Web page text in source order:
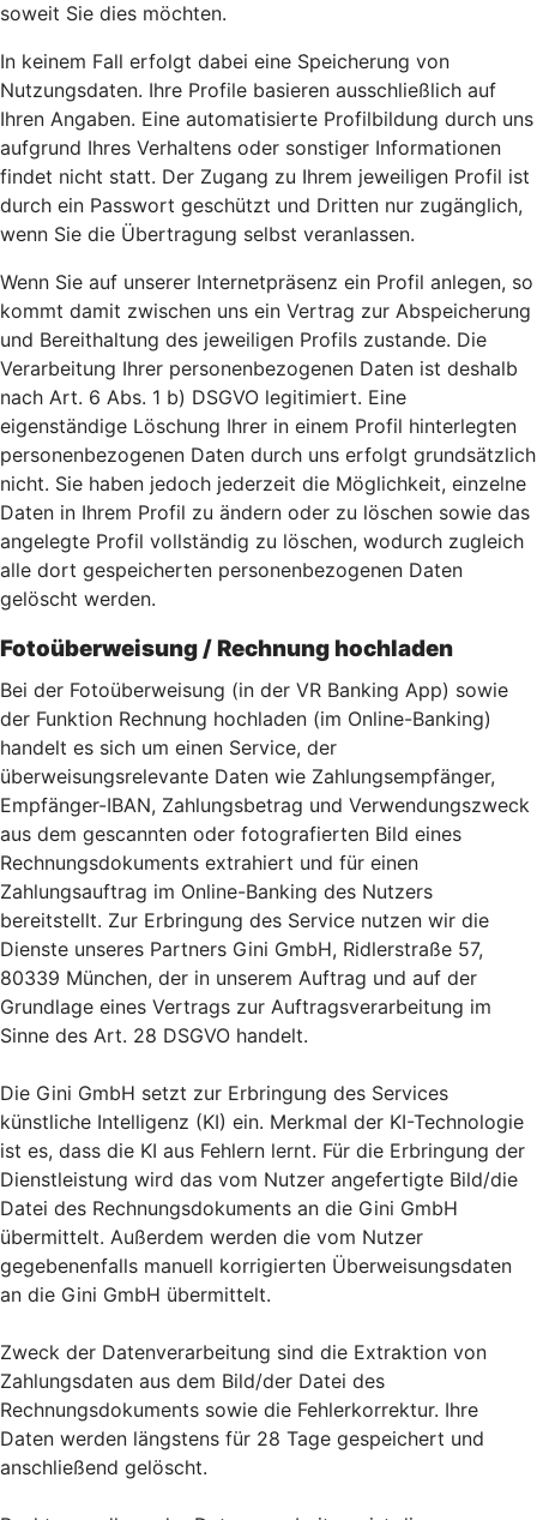
soweit Sie dies möchten.
In keinem Fall erfolgt dabei eine Speicherung von
Nutzungsdaten. Ihre Profile basieren ausschließlich auf
Ihren Angaben. Eine automatisierte Profilbildung durch uns
aufgrund Ihres Verhaltens oder sonstiger Informationen
findet nicht statt. Der Zugang zu Ihrem jeweiligen Profil ist
durch ein Passwort geschützt und Dritten nur zugänglich,
wenn Sie die Übertragung selbst veranlassen.
Wenn Sie auf unserer Internetpräsenz ein Profil anlegen, so
kommt damit zwischen uns ein Vertrag zur Abspeicherung
und Bereithaltung des jeweiligen Profils zustande. Die
Verarbeitung Ihrer personenbezogenen Daten ist deshalb
nach Art. 6 Abs. 1 b) DSGVO legitimiert. Eine
eigenständige Löschung Ihrer in einem Profil hinterlegten
personenbezogenen Daten durch uns erfolgt grundsätzlich
nicht. Sie haben jedoch jederzeit die Möglichkeit, einzelne
Daten in Ihrem Profil zu ändern oder zu löschen sowie das
angelegte Profil vollständig zu löschen, wodurch zugleich
alle dort gespeicherten personenbezogenen Daten
gelöscht werden.
Fotoüberweisung / Rechnung hochladen
Bei der Fotoüberweisung (in der VR Banking App) sowie
der Funktion Rechnung hochladen (im Online-Banking)
handelt es sich um einen Service, der
überweisungsrelevante Daten wie Zahlungsempfänger,
Empfänger-IBAN, Zahlungsbetrag und Verwendungszweck
aus dem gescannten oder fotografierten Bild eines
Rechnungsdokuments extrahiert und für einen
Zahlungsauftrag im Online-Banking des Nutzers
bereitstellt. Zur Erbringung des Service nutzen wir die
Dienste unseres Partners Gini GmbH, Ridlerstraße 57,
80339 München, der in unserem Auftrag und auf der
Grundlage eines Vertrags zur Auftragsverarbeitung im
Sinne des Art. 28 DSGVO handelt.
Die Gini GmbH setzt zur Erbringung des Services
künstliche Intelligenz (KI) ein. Merkmal der KI-Technologie
ist es, dass die KI aus Fehlern lernt. Für die Erbringung der
Dienstleistung wird das vom Nutzer angefertigte Bild/die
Datei des Rechnungsdokuments an die Gini GmbH
übermittelt. Außerdem werden die vom Nutzer
gegebenenfalls manuell korrigierten Überweisungsdaten
an die Gini GmbH übermittelt.
Zweck der Datenverarbeitung sind die Extraktion von
Zahlungsdaten aus dem Bild/der Datei des
Rechnungsdokuments sowie die Fehlerkorrektur. Ihre
Daten werden längstens für 28 Tage gespeichert und
anschließend gelöscht.